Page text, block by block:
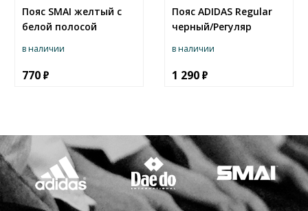
Пояс SMAI желтый с
белой полосой
в наличии
770
Пояс ADIDAS Regular
черный/Регуляр
в наличии
1 290